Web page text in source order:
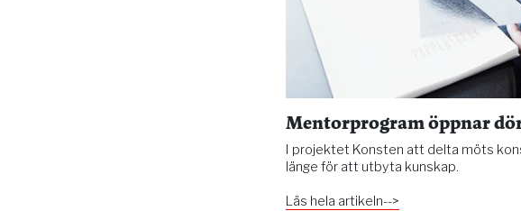
Mentorprogram öppnar
I projektet Konsten att delta möts
länge för att utbyta kunskap.
Läs hela artikeln-->